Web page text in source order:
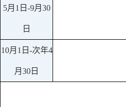
5月 1 日 -9月 30
日
10月 1 日 -次年4
月 30 日